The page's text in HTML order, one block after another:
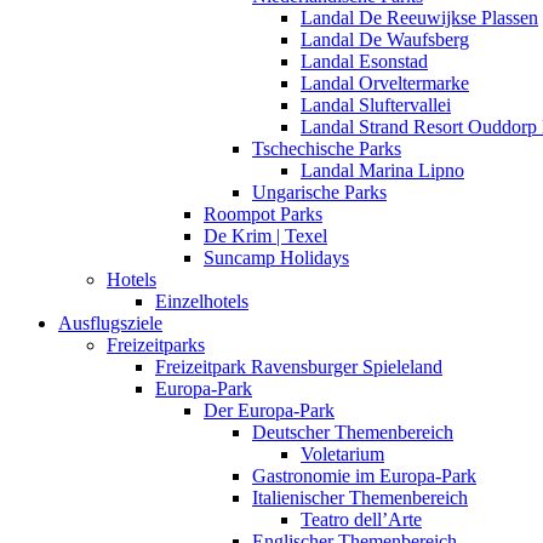
Landal De Reeuwijkse Plassen
Landal De Waufsberg
Landal Esonstad
Landal Orveltermarke
Landal Sluftervallei
Landal Strand Resort
Tschechische Parks
Landal Marina Lipno
Ungarische Parks
Roompot Parks
De Krim | Texel
Suncamp Holidays
Hotels
Einzelhotels
Ausflugsziele
Freizeitparks
Freizeitpark Ravensburger Spieleland
Europa-Park
Der Europa-Park
Deutscher Themenbereich
Voletarium
Gastronomie im Europa-Park
Italienischer Themenbereich
Teatro dell’Arte